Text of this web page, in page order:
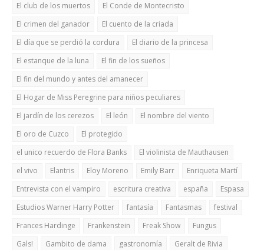
El club de los muertos
El Conde de Montecristo
El crimen del ganador
El cuento de la criada
El día que se perdió la cordura
El diario de la princesa
El estanque de la luna
El fin de los sueños
El fin del mundo y antes del amanecer
El Hogar de Miss Peregrine para niños peculiares
El jardín de los cerezos
El león
El nombre del viento
El oro de Cuzco
El protegido
el unico recuerdo de Flora Banks
El violinista de Mauthausen
el vivo
Elantris Eloy Moreno Emily Barr
Enriqueta Martí
Entrevista con el vampiro
escritura creativa españa
Espasa
Estudios Warner Harry Potter
fantasía Fantasmas
festival
Frances Hardinge
Frankenstein Freak Show
Fungus
Gals!
Gambito de dama gastronomía
Geralt de Rivia